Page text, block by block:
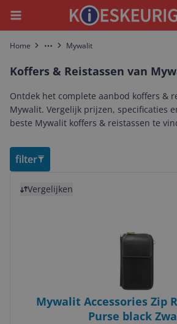
Menu
Home More Mywalit
Koffers & Reistassen van
Ontdek het complete aanbod koffers &
Mywalit. Vergelijk prijzen, specificaties
beste Mywalit koffers & reistassen te
filter
Vergelijken
Mywalit Accessories Zip
Purse black